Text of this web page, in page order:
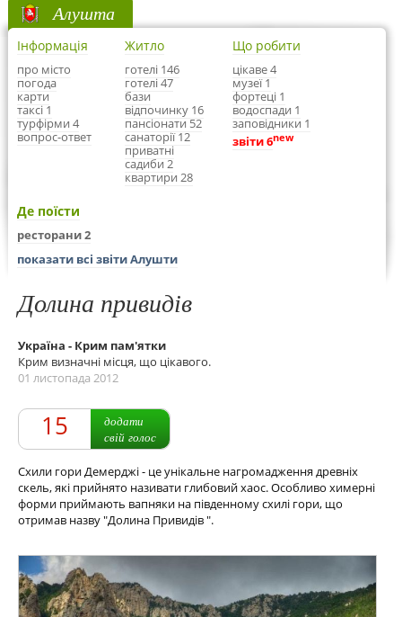
Алушта
Інформація
про місто
погода
карти
таксі 1
турфірми 4
вопрос-ответ
Житло
готелі 146
готелі 47
бази
відпочинку 16
пансіонати 52
санаторії 12
приватні
садиби 2
квартири 28
Що робити
цікаве 4
музеї 1
фортеці 1
водоспади 1
заповідники 1
звіти 6new
Де поїсти
ресторани 2
показати всі звіти Алушти
Долина привидів
Україна - Крим пам'ятки
Крим визначні місця, що цікавого.
01 листопада 2012
15
додати
свій голос
Схили гори Демерджі - це унікальне нагромадження древніх
скель, які прийнято називати глибовий хаос. Особливо химерні
форми приймають вапняки на південному схилі гори, що
отримав назву "Долина Привидів ".